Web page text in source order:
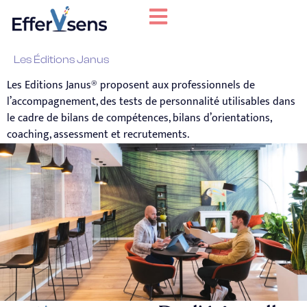
Les Éditions Janus
Les Editions Janus® proposent aux professionnels de
l’accompagnement, des tests de personnalité utilisables dans
le cadre de bilans de compétences, bilans d’orientations,
coaching, assessment et recrutements.